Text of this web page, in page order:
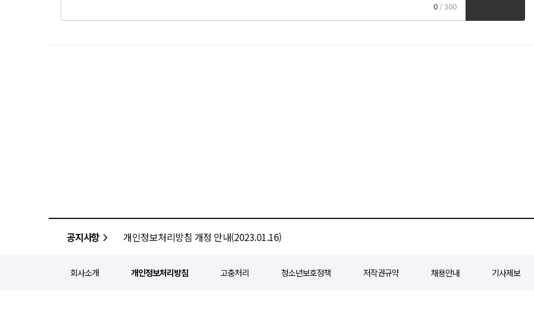
0 / 300
공지사항 개인정보처리방침 개정 안내(2023.01.16)
회사소개 개인정보처리방침 고충처리 청소년보호정책 저작권규약 채용안내 기사제보